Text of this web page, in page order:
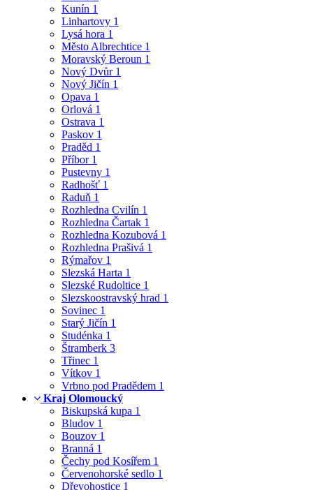
Kunín 1
Linhartovy 1
Lysá hora 1
Město Albrechtice 1
Moravský Beroun 1
Nový Dvůr 1
Nový Jičín 1
Opava 1
Orlová 1
Ostrava 1
Paskov 1
Praděd 1
Příbor 1
Pustevny 1
Radhošť 1
Raduň 1
Rozhledna Cvilín 1
Rozhledna Čartak 1
Rozhledna Kozubová 1
Rozhledna Prašivá 1
Rýmařov 1
Slezská Harta 1
Slezské Rudoltice 1
Slezskoostravský hrad 1
Sovinec 1
Starý Jičín 1
Studénka 1
Štramberk 3
Třinec 1
Vítkov 1
Vrbno pod Pradědem 1
Kraj Olomoucký
Biskupská kupa 1
Bludov 1
Bouzov 1
Branná 1
Čechy pod Kosířem 1
Červenohorské sedlo 1
Dřevohostice 1